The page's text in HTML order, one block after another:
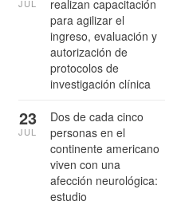
realizan capacitación
para agilizar el
ingreso, evaluación y
autorización de
protocolos de
investigación clínica
JUL
Dos de cada cinco
personas en el
continente americano
viven con una
afección neurológica:
estudio
23
JUL